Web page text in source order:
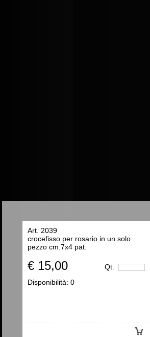
Art. 2039
crocefisso per rosario in un solo
pezzo cm.7x4 pat.
€ 15,00 Qt.
Disponibilità: 0